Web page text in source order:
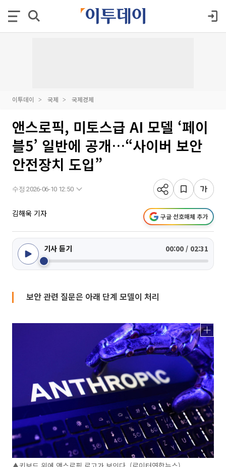
이투데이 국제 국제경제
앤스로픽, 미토스급 AI 모델 ‘페이
블5’ 일반에 공개…“사이버 보안
안전장치 도입”
수정 2026-06-10 12:50
김해욱 기자 구글 선호매체 추가
기사 듣기 00:00 / 02:31
보안 관련 질문은 아래 단계 모델이 처리